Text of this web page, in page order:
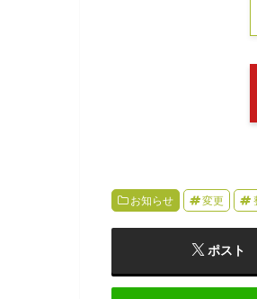
お知らせ 変更
ポスト